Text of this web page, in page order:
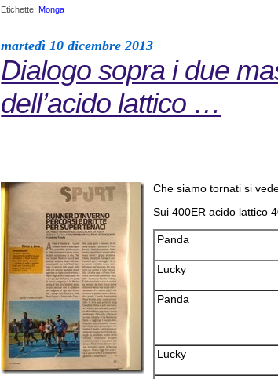
Etichette: Monga
martedì 10 dicembre 2013
Dialogo sopra i due
dell’acido lattico …
Che siamo tornati si
Sui 400ER acido lattico
Panda
Lucky
Panda
Lucky